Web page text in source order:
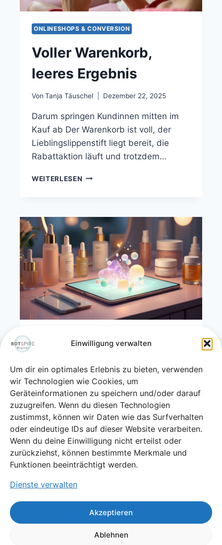
Einwilligung verwalten
Um dir ein optimales Erlebnis zu bieten, verwenden
wir Technologien wie Cookies, um
Geräteinformationen zu speichern und/oder darauf
zuzugreifen. Wenn du diesen Technologien
zustimmst, können wir Daten wie das Surfverhalten
oder eindeutige IDs auf dieser Website verarbeiten.
Wenn du deine Einwilligung nicht erteilst oder
zurückziehst, können bestimmte Merkmale und
Funktionen beeinträchtigt werden.
Dienste verwalten
Akzeptieren
Ablehnen
ONLINESHOPS & CONVERSION
Voller Warenkorb,
leeres Ergebnis
Von Tanja Täuschel Dezember 22, 2025
Darum springen Kundinnen mitten im
Kauf ab Der Warenkorb ist voll, der
Lieblingslippenstift liegt bereit, die
Rabattaktion läuft und trotzdem…
WEITERLESEN
Commerce
Von Tanja Täuschel Dezember 13, 2025
KI-Chatbots im E-Commerce sind kein
Trend mehr, sondern Standard „Noch
Fragen?“ – Klingt nett, hilft aber nicht,
wenn niemand antwortet….
WEITERLESEN